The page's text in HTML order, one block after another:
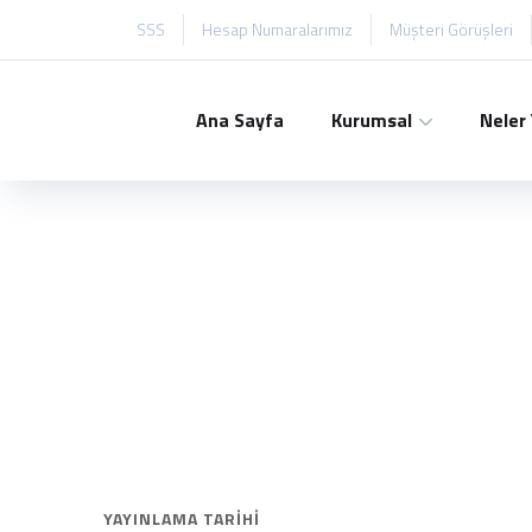
SSS Hesap Numaralarımız Müşteri Görüşleri
Ana Sayfa Kurumsal Neler
YAYINLAMA TARIHI